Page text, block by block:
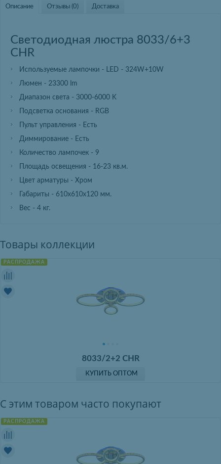
Описание Отзывы (0) Доставка
Светодиодная люстра 8033/6+3
CHR
Используемые лампочки - LED - 324W+10W
Люмен - 23300 lm
Диапазон света - 3000-6000 K
Подсветка основания - RGB
Пульт управления - Есть
Диммирование - Есть
Количество лампочек - 9
Площадь освещения - 16-23 кв.м.
Цвет арматуры - Хром
Габариты - 610х610х120 мм.
Вес - 4 кг.
Товары коллекции
РАСПРОДАЖА
8033/2+2 CHR
КУПИТЬ ОПТОМ
С этим товаром часто покупают
РАСПРОДАЖА